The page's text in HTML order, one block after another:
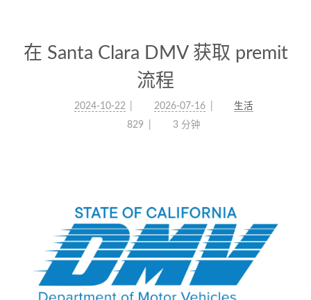
在 Santa Clara DMV 获取 premit
流程
2024-10-22 2026-07-16
生活
829
3 分钟